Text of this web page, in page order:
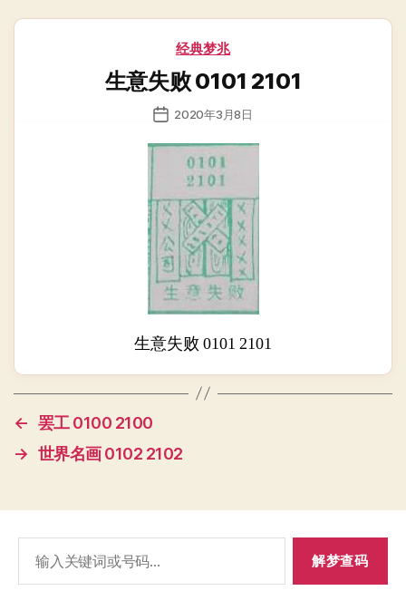
分
经典梦兆
生意失败 0101 2101
发
日
2020年3月8日
生意失败 0101 2101
← 罢工 0100 2100
→ 世界名画 0102 2102
索：